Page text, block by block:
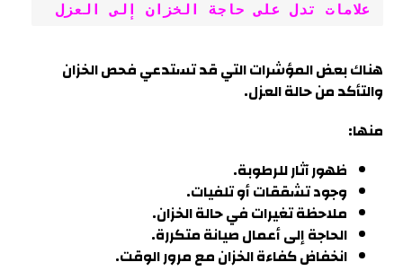
علامات تدل على حاجة الخزان إلى العزل
هناك بعض المؤشرات التي قد تستدعي فحص الخزان
والتأكد من حالة العزل.
منها:
ظهور آثار للرطوبة.
وجود تشققات أو تلفيات.
ملاحظة تغيرات في حالة الخزان.
الحاجة إلى أعمال صيانة متكررة.
انخفاض كفاءة الخزان مع مرور الوقت.